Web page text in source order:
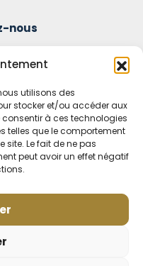
utilisons des
stocker et/ou accéder aux
à ces technologies
telles que le comportement
site. Le fait de ne pas
peut avoir un effet négatif
nous
JOURS